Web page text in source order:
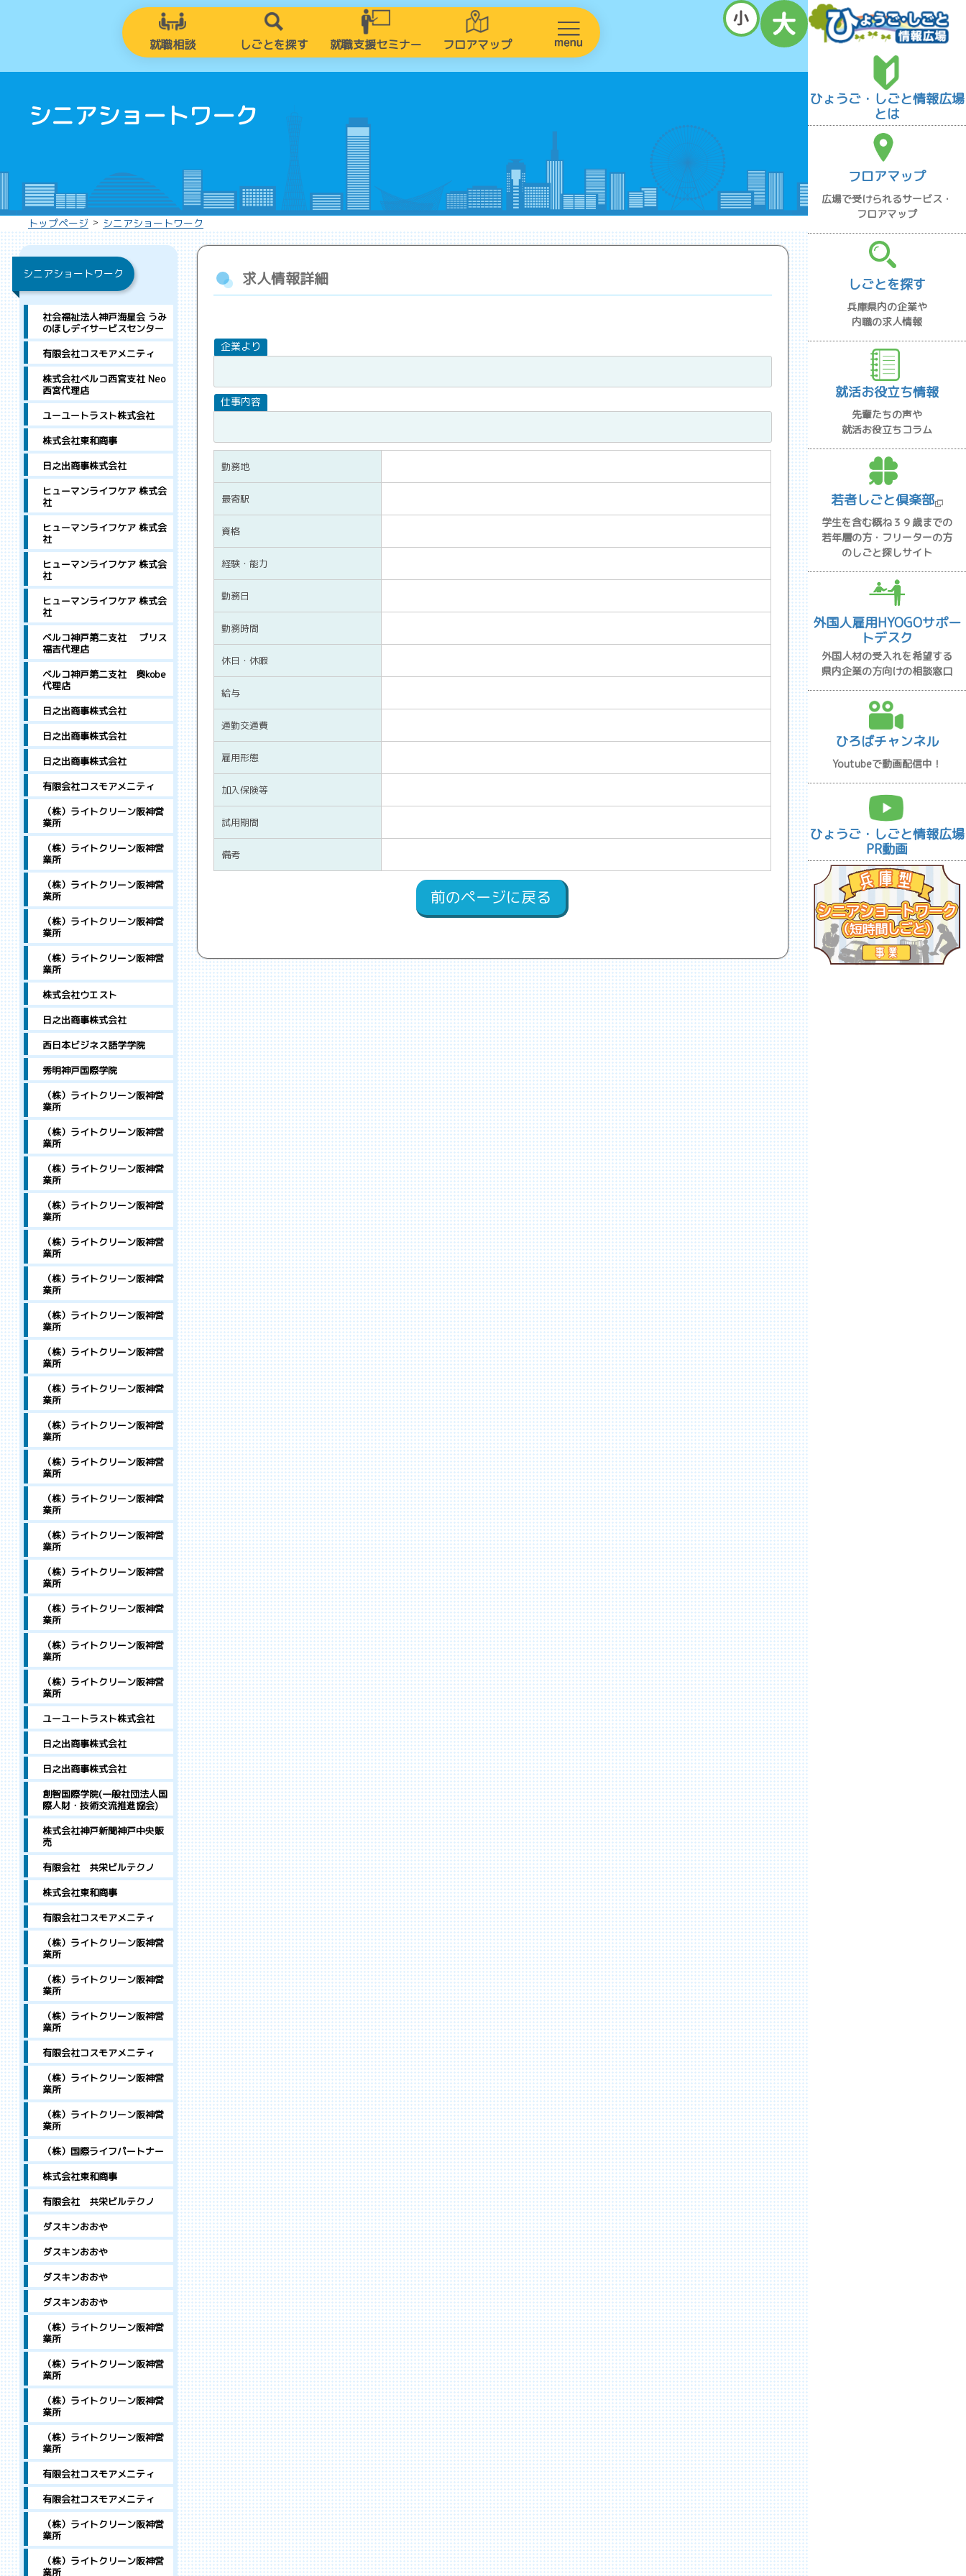
就職相談 しごとを探す 就職支援セミナー フロアマップ
シニアショートワーク
トップページ > シニアショートワーク
求人情報詳細
勤務地
最寄駅
資格
経験・能力
勤務日
勤務時間
休日・休暇
給与
通勤交通費
雇用形態
加入保険等
試用期間
備考
前のページに戻る
シニアショートワーク
社会福祉法人神戸海星会 うみ
のほしデイサービスセンター
有限会社コスモアメニティ
株式会社ベルコ西宮支社 Neo
西宮代理店
ユーユートラスト株式会社
株式会社東和商事
日之出商事株式会社
ヒューマンライフケア 株式会
社
ヒューマンライフケア 株式会
社
ヒューマンライフケア 株式会
社
ヒューマンライフケア 株式会
社
ベルコ神戸第二支社 ブリス
福吉代理店
ベルコ神戸第二支社 奥kobe
代理店
日之出商事株式会社
日之出商事株式会社
日之出商事株式会社
有限会社コスモアメニティ
（株）ライトクリーン阪神営
業所
（株）ライトクリーン阪神営
業所
（株）ライトクリーン阪神営
業所
（株）ライトクリーン阪神営
業所
（株）ライトクリーン阪神営
業所
株式会社ウエスト
日之出商事株式会社
西日本ビジネス語学学院
秀明神戸国際学院
（株）ライトクリーン阪神営
業所
（株）ライトクリーン阪神営
業所
（株）ライトクリーン阪神営
業所
（株）ライトクリーン阪神営
業所
（株）ライトクリーン阪神営
業所
（株）ライトクリーン阪神営
業所
（株）ライトクリーン阪神営
業所
（株）ライトクリーン阪神営
業所
（株）ライトクリーン阪神営
業所
（株）ライトクリーン阪神営
業所
（株）ライトクリーン阪神営
業所
（株）ライトクリーン阪神営
業所
（株）ライトクリーン阪神営
業所
（株）ライトクリーン阪神営
業所
（株）ライトクリーン阪神営
業所
（株）ライトクリーン阪神営
業所
（株）ライトクリーン阪神営
業所
ユーユートラスト株式会社
日之出商事株式会社
日之出商事株式会社
創智国際学院(一般社団法人国
際人財・技術交流推進協会)
株式会社神戸新聞神戸中央販
売
有限会社 共栄ビルテクノ
株式会社東和商事
有限会社コスモアメニティ
（株）ライトクリーン阪神営
業所
（株）ライトクリーン阪神営
業所
（株）ライトクリーン阪神営
業所
有限会社コスモアメニティ
（株）ライトクリーン阪神営
業所
（株）ライトクリーン阪神営
業所
（株）国際ライフパートナー
株式会社東和商事
有限会社 共栄ビルテクノ
ダスキンおおや
ダスキンおおや
ダスキンおおや
ダスキンおおや
（株）ライトクリーン阪神営
業所
（株）ライトクリーン阪神営
業所
（株）ライトクリーン阪神営
業所
（株）ライトクリーン阪神営
業所
有限会社コスモアメニティ
有限会社コスモアメニティ
（株）ライトクリーン阪神営
業所
（株）ライトクリーン阪神営
業所
ひょうご・しごと情報広場
とは
フロアマップ
広場で受けられるサービス・
フロアマップ
しごとを探す
兵庫県内の企業や
内職の求人情報
就活お役立ち情報
先輩たちの声や
就活お役立ちコラム
若者しごと倶楽部
学生を含む概ね３９歳までの
若年層の方・フリーターの方
のしごと探しサイト
外国人雇用HYOGOサポー
トデスク
外国人材の受入れを希望する
県内企業の方向けの相談窓口
ひろばチャンネル
Youtubeで動画配信中！
ひょうご・しごと情報広場
PR動画